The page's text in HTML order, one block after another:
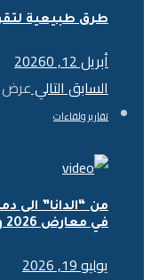
طرق طبيعية
أبريل 12, 2026
0
السابقالتاليعرض
تقارير ولقاءات
من “الدانا”
في معارض 2026 وحلول طاقة متكاملة
يوليو 19, 2026